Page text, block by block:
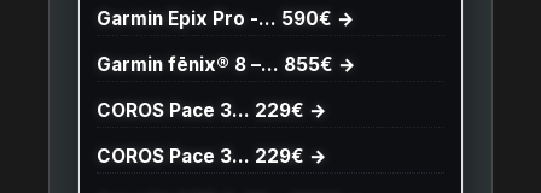
Garmin Epix Pro -… 590€ →
Garmin fēnix® 8 –… 855€ →
COROS Pace 3… 229€ →
COROS Pace 3… 229€ →